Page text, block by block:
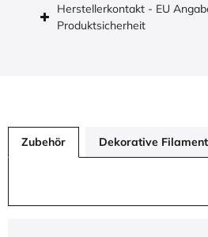
Herstellerkontakt - EU
Produktsicherheit
Zubehör Dekorative